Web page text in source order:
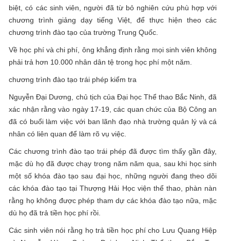
biệt, có các sinh viên, người đã từ bỏ nghiên cứu phù hợp với
chương trình giảng dạy tiếng Việt, để thực hiện theo các
chương trình đào tạo của trường Trung Quốc.
Về học phí và chi phí, ông khẳng định rằng mọi sinh viên không
phải trả hơn 10.000 nhân dân tệ trong học phí một năm.
chương trình đào tạo trái phép kiểm tra
Nguyễn Đại Dương, chủ tịch của Đại học Thể thao Bắc Ninh, đã
xác nhận rằng vào ngày 17-19, các quan chức của Bộ Công an
đã có buổi làm việc với ban lãnh đạo nhà trường quản lý và cá
nhân có liên quan để làm rõ vụ việc.
Các chương trình đào tạo trái phép đã được tìm thấy gần đây,
mặc dù họ đã được chạy trong năm năm qua, sau khi học sinh
một số khóa đào tạo sau đại học, những người đang theo dõi
các khóa đào tạo tại Thượng Hải Học viện thể thao, phàn nàn
rằng họ không được phép tham dự các khóa đào tạo nữa, mặc
dù họ đã trả tiền học phí rồi.
Các sinh viên nói rằng họ trả tiền học phí cho Lưu Quang Hiệp